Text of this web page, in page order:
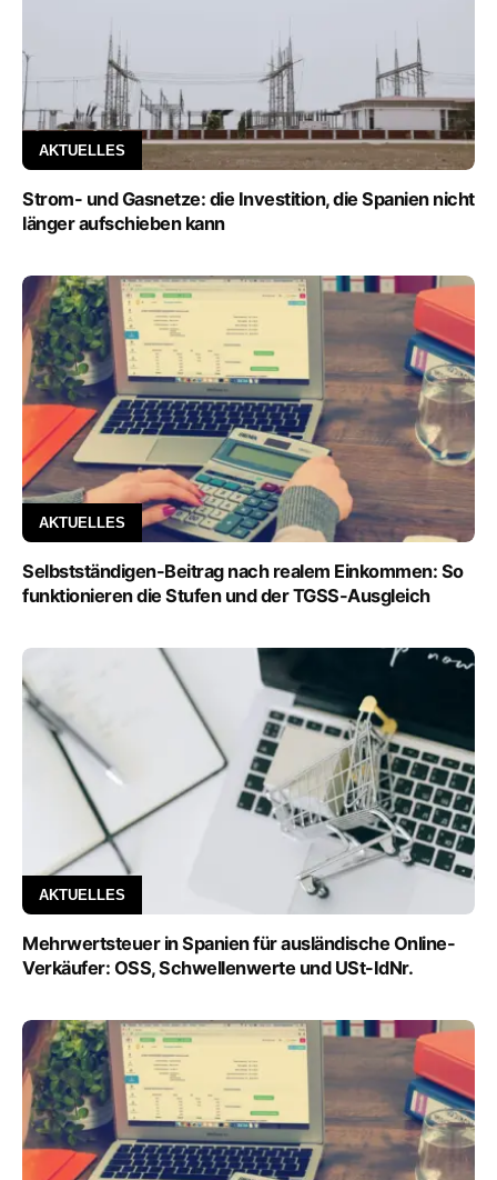
AKTUELLES
Strom- und Gasnetze: die Investition, die Spanien nicht
länger aufschieben kann
AKTUELLES
Selbstständigen-Beitrag nach realem Einkommen: So
funktionieren die Stufen und der TGSS-Ausgleich
AKTUELLES
Mehrwertsteuer in Spanien für ausländische Online-
Verkäufer: OSS, Schwellenwerte und USt-IdNr.